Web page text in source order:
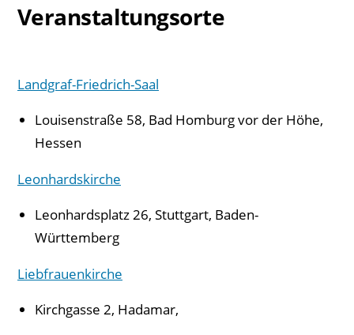
Veranstaltungsorte
Landgraf-Friedrich-Saal
Louisenstraße 58, Bad Homburg vor der Höhe,
Hessen
Leonhardskirche
Leonhardsplatz 26, Stuttgart, Baden-
Württemberg
Liebfrauenkirche
Kirchgasse 2, Hadamar,